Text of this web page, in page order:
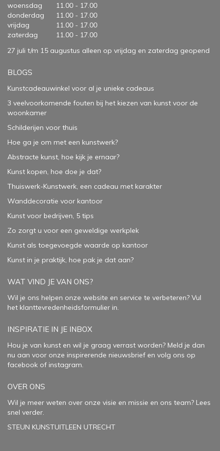
woensdag
11.00 - 17.00
donderdag
11.00 - 17.00
vrijdag
11.00 - 17.00
zaterdag
11.00 - 17.00
27 juli t/m 15 augustus alleen op vrijdag en zaterdag geopend
BLOGS
Kunstcadeauwinkel voor al je unieke cadeaus
3 veelvoorkomende fouten bij het kiezen van kunst voor de
woonkamer
Schilderijen voor thuis
Hoe ga je om met een kunstwerk?
Abstracte kunst, hoe kijk je ernaar?
Kunst kopen, hoe doe je dat?
Thuiswerk-Kunstwerk, een cadeau met karakter
Wanddecoratie voor kantoor
Kunst voor bedrijven, 5 tips
Zo zorgt u voor een geweldige werkplek
Kunst als toegevoegde waarde op kantoor
Kunst in je praktijk, hoe pak je dat aan?
WAT VIND JE VAN ONS?
Wil je ons helpen onze website en service te verbeteren? Vul
het klanttevredenheidsformulier in.
INSPIRATIE IN JE INBOX
Hou je van kunst en wil je graag verrast worden? Meld je dan
nu aan voor onze inspirerende nieuwsbrief en volg ons op
facebook of instagram
OVER ONS
Wil je meer weten over onze visie en missie en ons team? Lees
snel verder.
STEUN KUNSTUITLEEN UTRECHT